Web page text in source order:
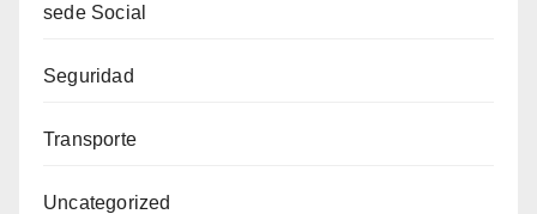
sede Social
Seguridad
Transporte
Uncategorized